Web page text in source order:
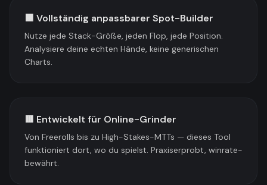
🟧 Vollständig anpassbarer Spot-Builder
Nutze jede Stack-Größe, jeden Flop, jede Position.
Analysiere deine echten Hände, keine generischen
Charts.
🟥 Entwickelt für Online-Grinder
Von Freerolls bis zu High-Stakes-MTTs — dieses Tool
funktioniert dort, wo du spielst. Praxiserprobt, winrate-
bewährt.